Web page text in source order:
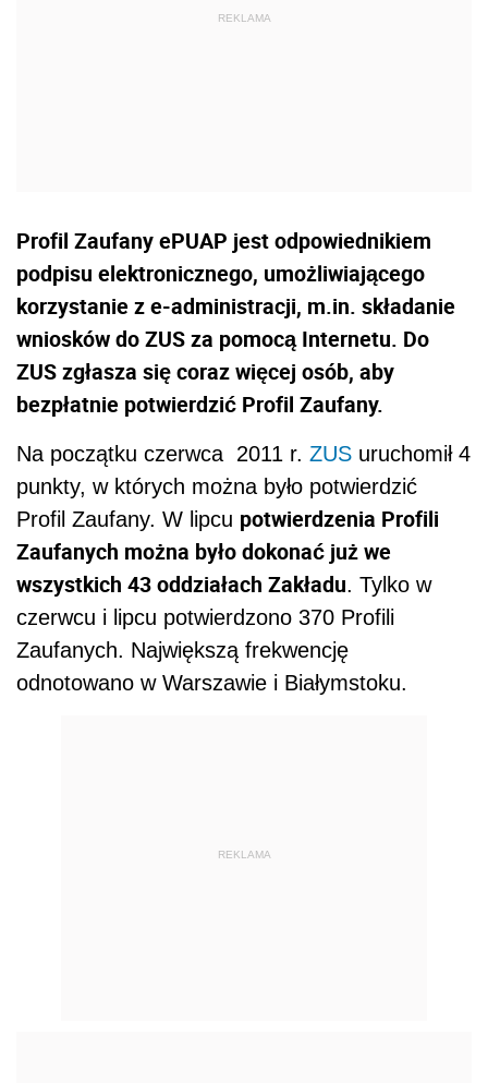
Profil Zaufany ePUAP jest odpowiednikiem
podpisu elektronicznego, umożliwiającego
korzystanie z e-administracji, m.in. składanie
wniosków do ZUS za pomocą Internetu. Do
ZUS zgłasza się coraz więcej osób, aby
bezpłatnie potwierdzić Profil Zaufany.
Na początku czerwca 2011 r. ZUS uruchomił 4
punkty, w których można było potwierdzić
Profil Zaufany. W lipcu potwierdzenia Profili
Zaufanych można było dokonać już we
wszystkich 43 oddziałach Zakładu. Tylko w
czerwcu i lipcu potwierdzono 370 Profili
Zaufanych. Największą frekwencję
odnotowano w Warszawie i Białymstoku.
REKLAMA